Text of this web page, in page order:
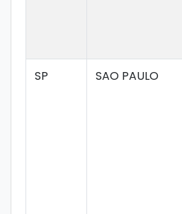
SP SAO PAULO